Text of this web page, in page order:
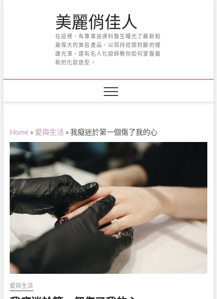
美麗俏佳人
在這裡，有專業皮膚科醫生曝光了最新和
最偉大的美容產品，以保持從頭到腳的健
康光澤，還有名人化妝師教你如何掌握最
新的化妝造型。
Home » 愛與生活» 我癡迷於第一個傷了我的心
愛與生活